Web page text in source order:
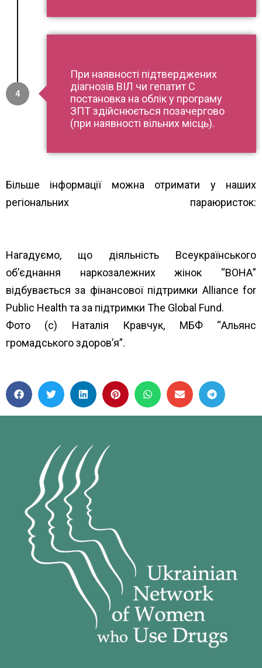
При наявності підтверджених
діагнозів ВІЛ чи гепатит С
постановка на облік у програму
ЗПТ здійснюється позачергово
(при наявності вільних місць).
4
Більше інформації можна отримати у наших
регіональних параюристок:
Нагадуємо, що діяльність Всеукраїнського
об’єднання наркозалежних жінок “ВОНА”
відбувається за фінансової підтримки Alliance for
Public Health та за підтримки The Global Fund.
Фото (с) Наталія Кравчук, МБФ “Альянс
громадського здоров’я”.